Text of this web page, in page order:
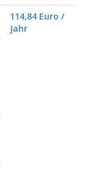
114,84 Euro /
Jahr